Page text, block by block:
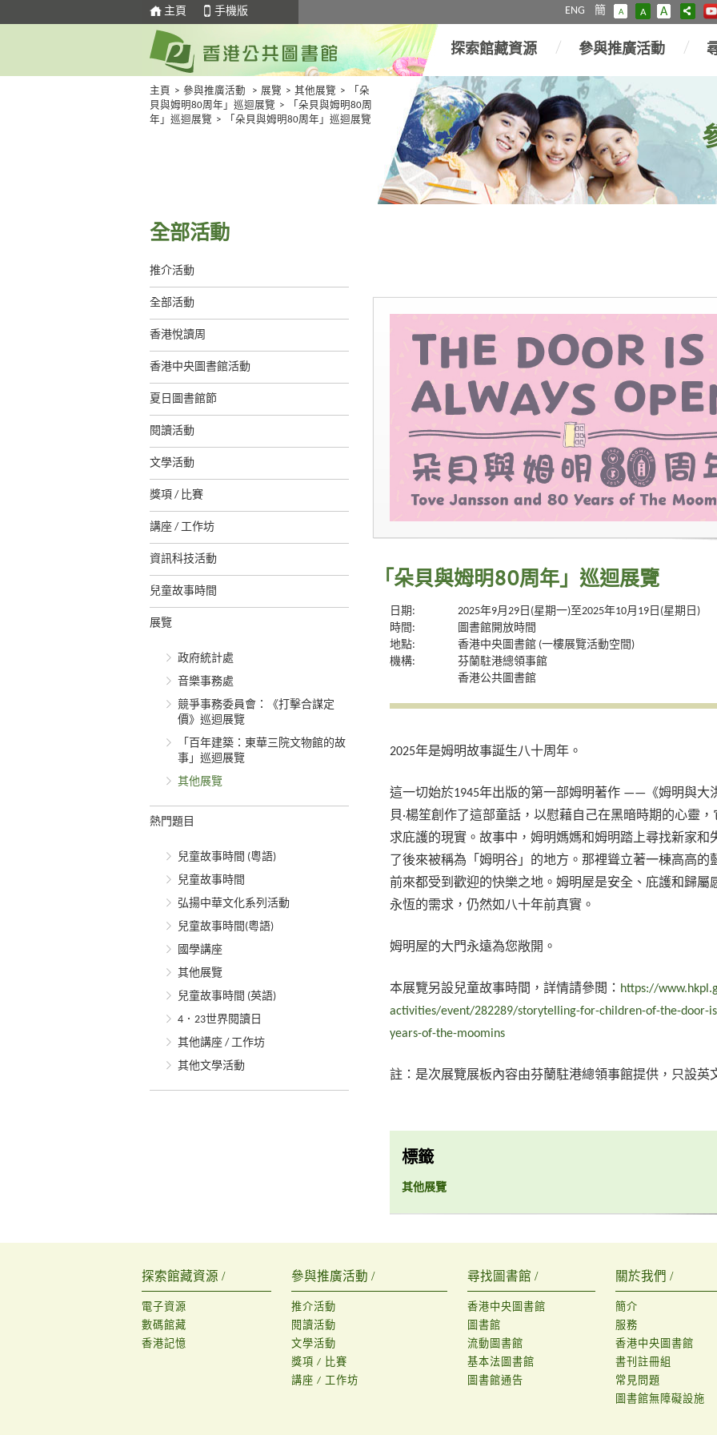
主頁 手機版 ENG 簡 A A A
探索館藏資源 參與推廣活動
主頁 > 參與推廣活動 > 展覽 > 其他展覽 >
「朵
貝與姆明80周年」巡迴展覽 >
「朵貝與姆明80周
年」巡迴展覽 > 「朵貝與姆明80周年」巡迴展覽
全部活動
推介活動
全部活動
香港悅讀周
香港中央圖書館活動
夏日圖書館節
閱讀活動
文學活動
獎項 / 比賽
講座 / 工作坊
資訊科技活動
兒童故事時間
展覽
政府統計處
音樂事務處
競爭事務委員會：《打擊合謀定
價》巡迴展覽
「百年建築：東華三院文物館的故
事」巡迴展覽
其他展覽
熱門題目
兒童故事時間 (粵語)
兒童故事時間
弘揚中華文化系列活動
兒童故事時間(粵語)
國學講座
其他展覽
兒童故事時間 (英語)
4．23世界閱讀日
其他講座 / 工作坊
其他文學活動
「朵貝與姆明80周年」巡迴展覽
日期:
2025年9月29日(星期一)至2025年10月19日(星期日)
時間:
圖書館開放時間
地點:
香港中央圖書館 (一樓展覽活動空間)
機構:
芬蘭駐港總領事館
香港公共圖書館
2025年是姆明故事誕生八十周年。
這一切始於1945年出版的第一部姆明著作 ——《姆明與大
貝·楊笙創作了這部童話，以慰藉自己在黑暗時期的心靈
求庇護的現實。故事中，姆明媽媽和姆明踏上尋找新家和
了後來被稱為「姆明谷」的地方。那裡聳立著一棟高高
前來都受到歡迎的快樂之地。姆明屋是安全、庇護和歸屬
永恆的需求，仍然如八十年前真實。
姆明屋的大門永遠為您敞開。
本展覽另設兒童故事時間，詳情請參閲： https://
activities/event/282289/storytelling-for-children-of-the-door-
years-of-the-moomins
註：是次展覽展板內容由芬蘭駐港總領事館提供，只設英
標籤
其他展覽
探索館藏資源 /
電子資源
數碼館藏
香港記憶
參與推廣活動 /
推介活動
閱讀活動
文學活動
獎項 / 比賽
講座 / 工作坊
尋找圖書館 /
香港中央圖書館
圖書館
流動圖書館
基本法圖書館
圖書館通告
關於我們 /
簡介
服務
香港中央圖書館
書刊註冊組
常見問題
圖書館無障礙設施